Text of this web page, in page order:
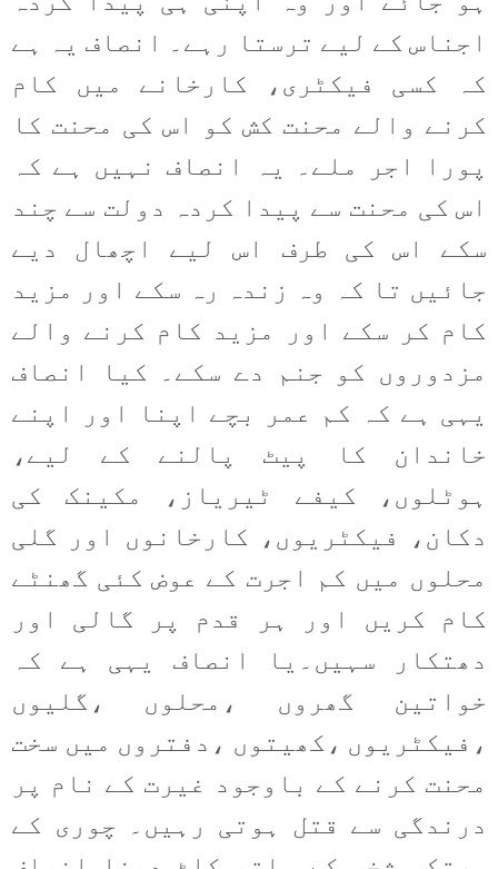
اجناس کے لیے ترستا رہے۔ انصاف یہ ہے
کہ کسی فیکٹری، کارخانے میں کام
کرنے والے محنت کش کو اس کی محنت کا
پورا اجر ملے۔ یہ انصاف نہیں ہے کہ
اس کی محنت سے پیدا کردہ دولت سے چند
سکے اس کی طرف اس لیے اچھال دیے
جائیں تا کہ وہ زندہ رہ سکے اور مزید
کام کر سکے اور مزید کام کرنے والے
مزدوروں کو جنم دے سکے۔ کیا انصاف
یہی ہے کہ کم عمر بچے اپنا اور اپنے
خاندان کا پیٹ پالنے کے لیے،
ہوٹلوں، کیفے ٹیریاز، مکینک کی
دکان، فیکٹریوں، کارخانوں اور گلی
محلوں میں کم اجرت کے عوض کئی گھنٹے
کام کریں اور ہر قدم پر گالی اور
دھتکار سہیں۔یا انصاف یہی ہے کہ
خواتین گھروں ،محلوں ،گلیوں
،فیکٹریوں ،کھیتوں ،دفتروں میں سخت
محنت کرنے کے باوجود غیرت کے نام پر
درندگی سے قتل ہوتی رہیں۔ چوری کے